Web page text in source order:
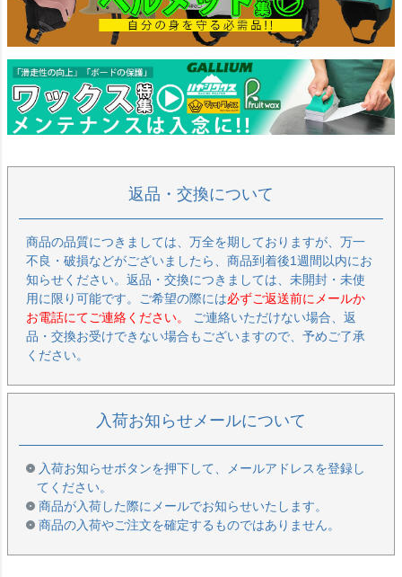
返品・交換について
商品の品質につきましては、万全を期しておりますが、万一
不良・破損などがございましたら、商品到着後1週間以内にお
知らせください。返品・交換につきましては、未開封・未使
用に限り可能です。ご希望の際には必ずご返送前にメールか
お電話にてご連絡ください。
ご連絡いただけない場合、返
品・交換お受けできない場合もございますので、予めご了承
ください。
入荷お知らせメールについて
入荷お知らせボタンを押下して、メールアドレスを登録し
てください。
商品が入荷した際にメールでお知らせいたします。
商品の入荷やご注文を確定するものではありません。